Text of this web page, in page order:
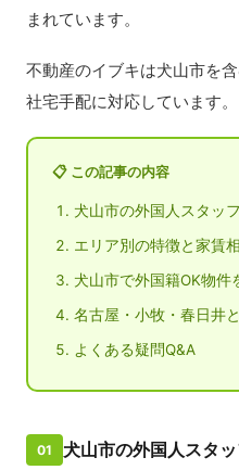
まれています。
不動産のイブキは犬山市を
社宅手配に対応しています。
📋 この記事の内容
犬山市の外国人スタッ
エリア別の特徴と家賃
犬山市で外国籍OK物件
名古屋・小牧・春日井
よくある疑問Q&A
01 犬山市の外国人スタ